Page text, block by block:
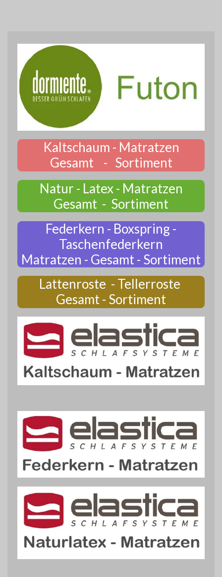
Kaltschaum - Matratzen
Gesamt - Sortiment
Natur - Latex - Matratzen
Gesamt - Sortiment
Federkern - Boxspring -
Taschenfederkern
Matratzen - Gesamt - Sortiment
Lattenroste - Tellerroste
Gesamt - Sortiment